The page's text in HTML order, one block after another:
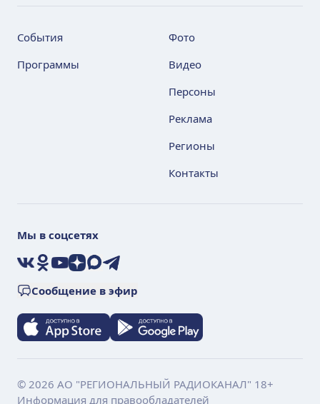
События
Программы
Фото
Видео
Персоны
Реклама
Регионы
Контакты
Мы в соцсетях
VKOkYouTube
ДзенMaxTelegram
Сообщение в эфир
© 2026 АО "РЕГИОНАЛЬНЫЙ РАДИОКАНАЛ" 18+
Информация для правообладателей